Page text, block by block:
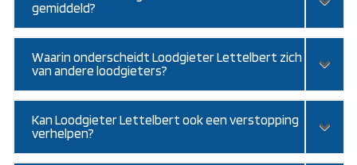
gemiddeld?
Waarin onderscheidt Loodgieter Lettelbert zich
van andere loodgieters?
Kan Loodgieter Lettelbert ook een verstopping
verhelpen?